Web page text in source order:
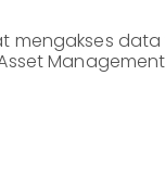
mengakses data
Management